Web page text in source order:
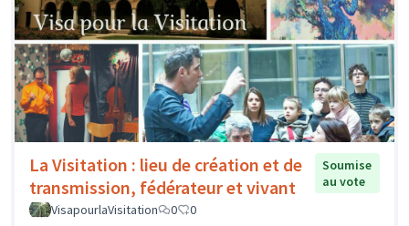
La Visitation : lieu de création et de
transmission, fédérateur et vivant
Soumise
au vote
VisapourlaVisitation
0 0